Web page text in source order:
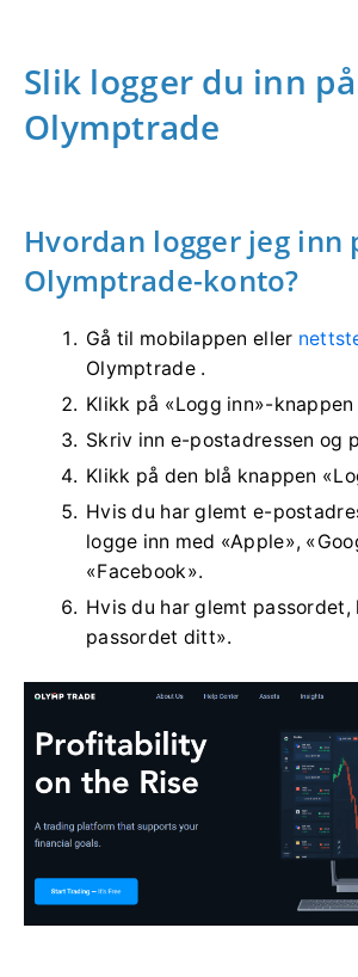
Slik logger du inn på
Olymptrade
Hvordan logger jeg inn
Olymptrade-konto?
Gå til mobilappen eller
Olymptrade .
Klikk på «Logg inn»-
Skriv inn e-postadressen og
Klikk på den blå knappen
Hvis du har glemt e-
logge inn med «Apple»,
«Facebook».
Hvis du har glemt passordet,
passordet ditt».